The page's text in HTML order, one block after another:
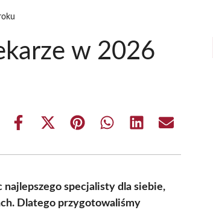
w 2026
Share
Share
(Twitter)
Share Share Share Share
specjalisty dla siebie,
Dlatego przygotowaliśmy